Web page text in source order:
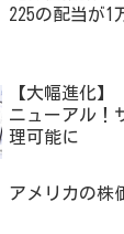
225の配当が1
【大幅進化】
ニューアル！
理可能に
アメリカの株